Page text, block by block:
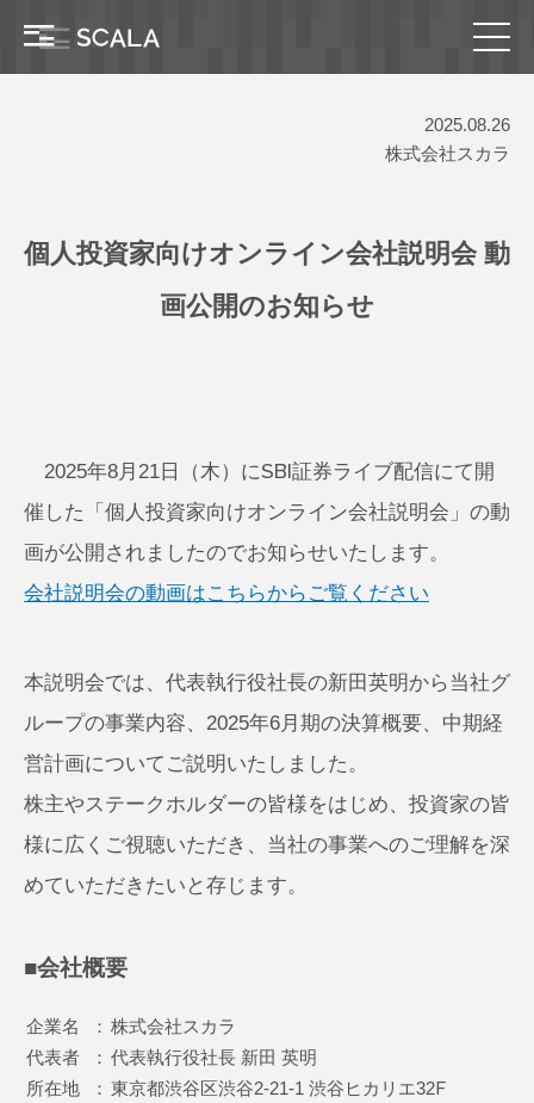
2025.08.26
株式会社スカラ
個人投資家向けオンライン会社説明会 動
画公開のお知らせ
2025年8月21日（木）にSBI証券ライブ配信にて開
催した「個人投資家向けオンライン会社説明会」の動
画が公開されましたのでお知らせいたします。
会社説明会の動画はこちらからご覧ください
本説明会では、代表執行役社長の新田英明から当社グ
ループの事業内容、2025年6月期の決算概要、中期経
営計画についてご説明いたしました。
株主やステークホルダーの皆様をはじめ、投資家の皆
様に広くご視聴いただき、当社の事業へのご理解を深
めていただきたいと存じます。
■会社概要
企業名 ： 株式会社スカラ
代表者
： 代表執行役社長 新田 英明
所在地
： 東京都渋谷区渋谷2-21-1 渋谷ヒカリエ32F